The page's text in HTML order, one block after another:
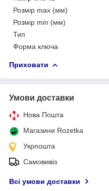
Розмір max (мм)
Розмір min (мм)
Тип
Форма ключа
Приховати
Умови доставки
Нова Пошта
Магазини Rozetka
Укрпошта
Самовивіз
Всі умови доставки